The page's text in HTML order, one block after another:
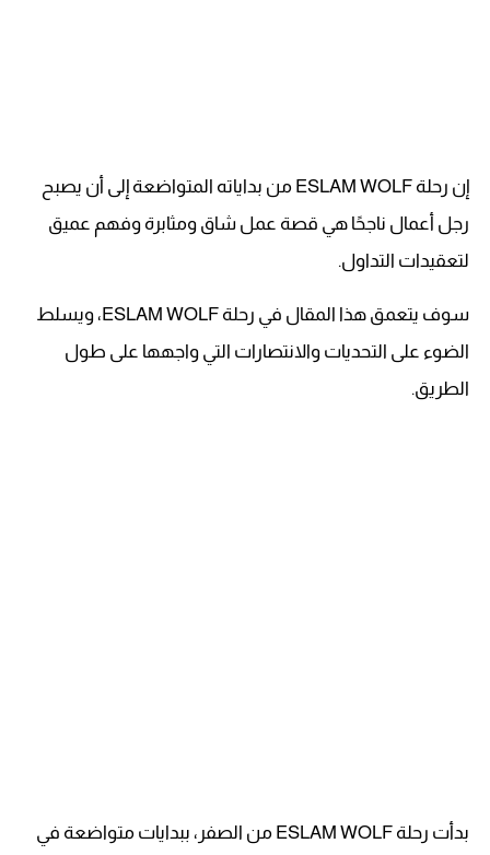
إن رحلة ESLAM WOLF من بداياته المتواضعة إلى أن يصبح
رجل أعمال ناجحًا هي قصة عمل شاق ومثابرة وفهم عميق
لتعقيدات التداول.
سوف يتعمق هذا المقال في رحلة ESLAM WOLF، ويسلط
الضوء على التحديات والانتصارات التي واجهها على طول
الطريق.
بدأت رحلة ESLAM WOLF من الصفر، ببدايات متواضعة في